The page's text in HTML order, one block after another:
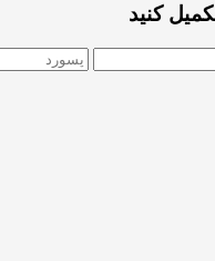
کنید